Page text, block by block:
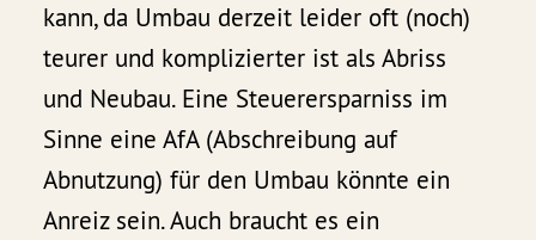
kann, da Umbau derzeit leider oft (noch)
teurer und komplizierter ist als Abriss
und Neubau. Eine Steuerersparniss im
Sinne eine AfA (Abschreibung auf
Abnutzung) für den Umbau könnte ein
Anreiz sein. Auch braucht es ein